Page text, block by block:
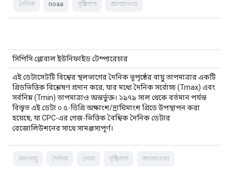
দৈনিক noaa বৃষ্টিপাত আবহাওয়া
সিপিসি গ্লোবাল ইউনিফাইড টেম্পারেচার
এই ডেটাসেটটি বিশ্বের স্থলভাগের দৈনিক ভূপৃষ্ঠের বায়ু তাপমাত্রার একটি
গ্রিডভিত্তিক বিশ্লেষণ প্রদান করে, যার মধ্যে দৈনিক সর্বোচ্চ (Tmax) এবং
সর্বনিম্ন (Tmin) তাপমাত্রাও অন্তর্ভুক্ত। ১৯৭৯ সাল থেকে বর্তমান পর্যন্ত
বিস্তৃত এই ডেটা ০.৫-ডিগ্রি অক্ষাংশ/দ্রাঘিমাংশ গ্রিডে উপস্থাপন করা
হয়েছে, যা CPC-এর গেজ-ভিত্তিক বৈশ্বিক দৈনিক ডেটার
রেজোলিউশনের সাথে সামঞ্জস্যপূর্ণ।
জলবায়ু দৈনিক নোয়া বৃষ্টিপাত আবহাওয়া